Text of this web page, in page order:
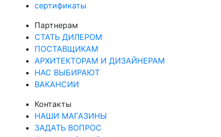
сертификаты
Партнерам
СТАТЬ ДИЛЕРОМ
ПОСТАВЩИКАМ
АРХИТЕКТОРАМ И ДИЗАЙНЕРАМ
НАС ВЫБИРАЮТ
ВАКАНСИИ
Контакты
НАШИ МАГАЗИНЫ
ЗАДАТЬ ВОПРОС